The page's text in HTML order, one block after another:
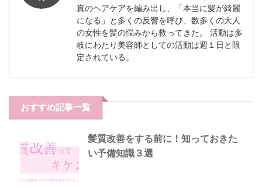
真のヘアケアを編み出し、「本当に髪が綺麗
になる」と多くの反響を呼び、数多くの大人
の女性を髪の悩みから救ってきた。 活動は多
岐にわたり美容師としての活動は週１日と限
定されている。
おすすめ記事一覧
髪質改善をする前に！知っておきた
い予備知識３選